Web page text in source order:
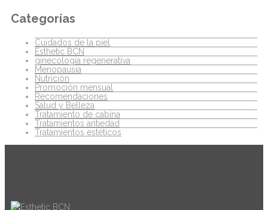
Categorías
Cuidados de la piel
Esthetic BCN
ginecología regenerativa
Menopausia
Nutrición
Promoción mensual
Recomendaciones
Salud y Belleza
Tratamiento de cabina
Tratamientos antiedad
Tratamientos estéticos